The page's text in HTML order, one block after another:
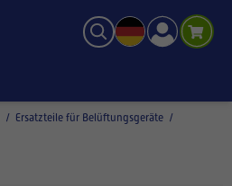
/ Ersatzteile für Belüftungsgeräte /